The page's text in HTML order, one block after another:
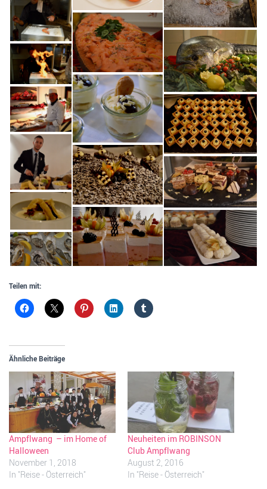
Teilen mit:
Ähnliche Beiträge
Ampflwang – im Home of
Halloween
November 1, 2018
In "Reise - Österreich"
Neuheiten im ROBINSON
Club Ampflwang
August 2, 2016
In "Reise - Österreich"